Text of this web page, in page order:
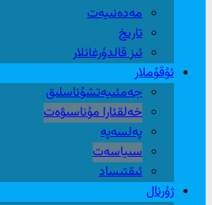
مەدەنىيەت
تارىخ
ئىز قالدۇرغانلار
ئۇقۇملار
جەمئىيەتشۇناسلىق
خەلقئارا مۇناسىۋەت
پەلسەپە
سىياسەت
ئىقتىساد
ژۇرنال